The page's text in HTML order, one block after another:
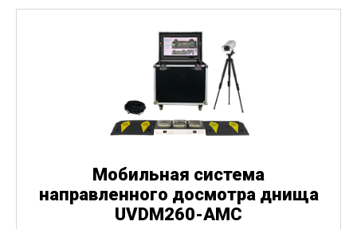
Мобильная система
направленного досмотра днища
UVDM260-AMC